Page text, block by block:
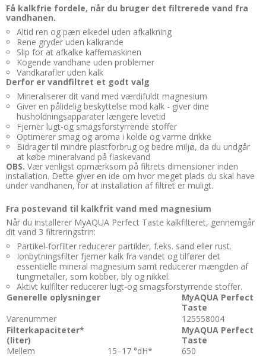
Få kalkfrie fordele, når du bruger det filtrerede vand fra
vandhanen.
Altid ren og pæn elkedel uden afkalkning
Rene gryder uden kalkrande
Slip for at afkalke kaffemaskinen
Kogende vandhane uden problemer
Vandkarafler uden kalk
Derfor er vandfiltret et godt valg
Mineraliserer dit vand med værdifuldt magnesium
Giver en pålidelig beskyttelse mod kalk - giver dine
husholdningsapparater længere levetid
Fjerner lugt-og smagsforstyrrende stoffer
Optimerer smag og aroma i kolde og varme drikke
Bidrager til mindre plastforbrug og bedre miljø, da du undgår
at købe mineralvand på flaskevand
OBS. Vær venligst opmærksom på filtrets dimensioner inden
installation. Dette giver en ide om hvor meget plads du skal have
under vandhanen, for at installation af filtret er muligt.
Fra postevand til kalkfrit vand med magnesium
Når du installerer MyAQUA Perfect Taste kalkfilteret, gennemgår
dit vand 3 filtreringstrin:
Partikel-forfilter reducerer partikler, f.eks. sand eller rust.
Ionbytningsfilter fjerner kalk fra vandet og tilfører det
essentielle mineral magnesium samt reducerer mængden af
tungmetaller, som kobber, bly og nikkel.
Aktivt kulfilter reducerer lugt-og smagsforstyrrende stoffer.
Generelle oplysninger
MyAQUA Perfect
Taste
Varenummer
125558004
Filterkapaciteter*
(liter)
MyAQUA Perfect
Taste
Mellem
15–17 °dH*
650